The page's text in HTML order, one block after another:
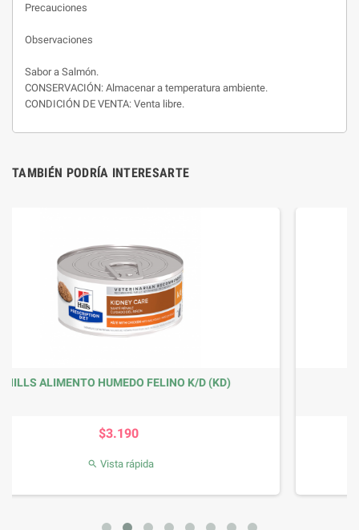
Precauciones
Observaciones
Sabor a Salmón.
CONSERVACIÓN: Almacenar a temperatura ambiente.
CONDICIÓN DE VENTA: Venta libre.
TAMBIÉN PODRÍA INTERESARTE
Pack 12 Royal Canin Felino Pouch...